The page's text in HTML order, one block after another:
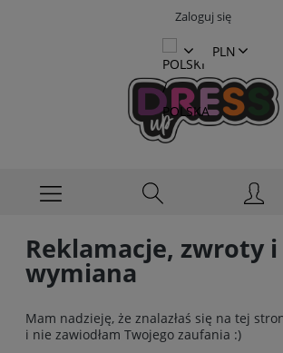
Zaloguj się
Reklamacje, zwroty i
wymiana
Mam nadzieję, że znalazłaś się na tej
i nie zawiodłam Twojego zaufania :)